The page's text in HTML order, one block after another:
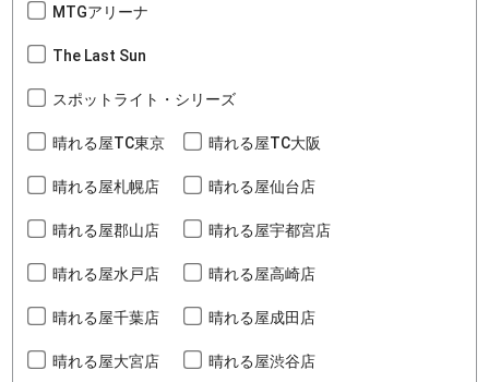
MTGアリーナ
The Last Sun
スポットライト・シリーズ
晴れる屋TC東京 晴れる屋TC大阪
晴れる屋札幌店 晴れる屋仙台店
晴れる屋郡山店 晴れる屋宇都宮店
晴れる屋水戸店 晴れる屋高崎店
晴れる屋千葉店 晴れる屋成田店
晴れる屋大宮店 晴れる屋渋谷店